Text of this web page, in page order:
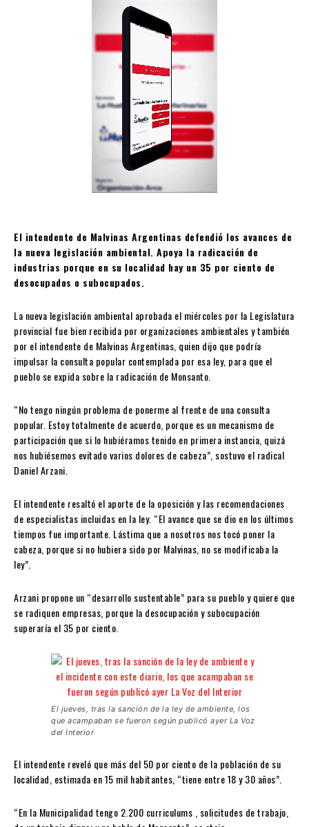
El intendente de Malvinas Argentinas defendió los avances de
la nueva legislación ambiental. Apoya la radicación de
industrias porque en su localidad hay un 35 por ciento de
desocupados o subocupados.
La nueva legislación ambiental aprobada el miércoles por la Legislatura
provincial fue bien recibida por organizaciones ambientales y también
por el intendente de Malvinas Argentinas, quien dijo que podría
impulsar la consulta popular contemplada por esa ley, para que el
pueblo se expida sobre la radicación de Monsanto.
“No tengo ningún problema de ponerme al frente de una consulta
popular. Estoy totalmente de acuerdo, porque es un mecanismo de
participación que si lo hubiéramos tenido en primera instancia, quizá
nos hubiésemos evitado varios dolores de cabeza”, sostuvo el radical
Daniel Arzani.
El intendente resaltó el aporte de la oposición y las recomendaciones
de especialistas incluidas en la ley. “El avance que se dio en los últimos
tiempos fue importante. Lástima que a nosotros nos tocó poner la
cabeza, porque si no hubiera sido por Malvinas, no se modificaba la
ley”.
Arzani propone un “desarrollo sustentable” para su pueblo y quiere que
se radiquen empresas, porque la desocupación y subocupación
superaría el 35 por ciento.
El jueves, tras la sanción de la ley de ambiente, los
que acampaban se fueron según publicó ayer La Voz
del Interior
El intendente reveló que más del 50 por ciento de la población de su
localidad, estimada en 15 mil habitantes, “tiene entre 18 y 30 años”.
“En la Municipalidad tengo 2.200 curriculums , solicitudes de trabajo,